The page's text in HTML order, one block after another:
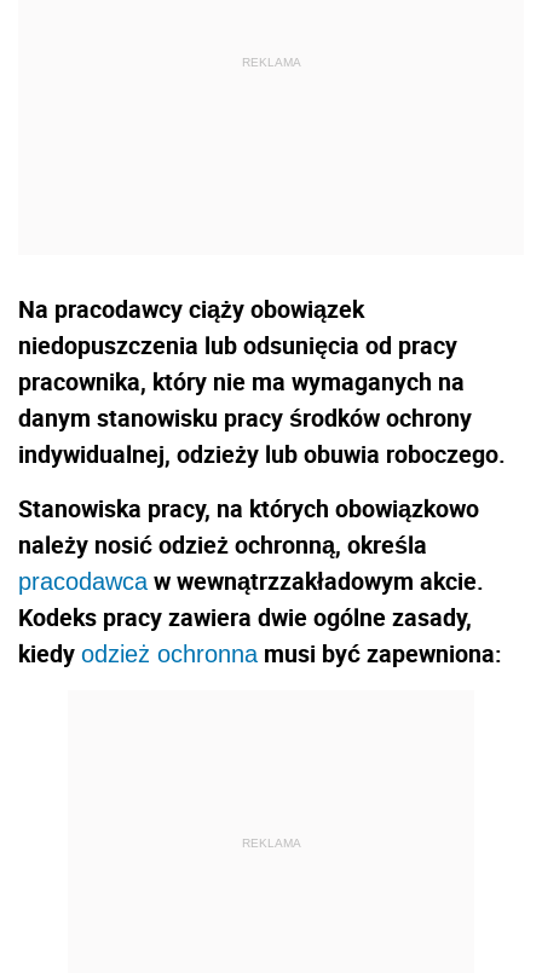
Na pracodawcy ciąży obowiązek
niedopuszczenia lub odsunięcia od pracy
pracownika, który nie ma wymaganych na
danym stanowisku pracy środków ochrony
indywidualnej, odzieży lub obuwia roboczego.
Stanowiska pracy, na których obowiązkowo
należy nosić odzież ochronną, określa
pracodawcaw wewnątrzzakładowym akcie.
Kodeks pracy zawiera dwie ogólne zasady,
kiedy odzież ochronnamusi być zapewniona:
REKLAMA